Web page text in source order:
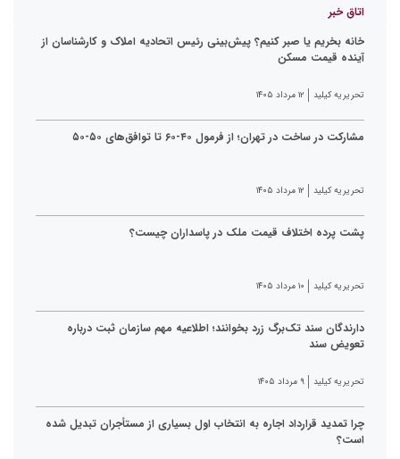
اتاق خبر
خانه بخریم یا صبر کنیم؟ پیش‌بینی رئیس اتحادیه املاک و کارشناسان از
آینده قیمت مسکن
تحریریه کیلید ۱۲ مرداد ۱۴۰۵
مشارکت در ساخت در تهران؛ از فرمول ۴۰-۶۰ تا توافق‌های ۵۰-۵۰
تحریریه کیلید ۱۲ مرداد ۱۴۰۵
پشت پرده اختلاف قیمت ملک در پاسداران چیست؟
تحریریه کیلید ۱۰ مرداد ۱۴۰۵
دارندگان سند تک‌برگ زرد بخوانند؛ اطلاعیه مهم سازمان ثبت درباره
تعویض سند
تحریریه کیلید ۹ مرداد ۱۴۰۵
چرا تمدید قرارداد اجاره به انتخاب اول بسیاری از مستأجران تبدیل شده
است؟